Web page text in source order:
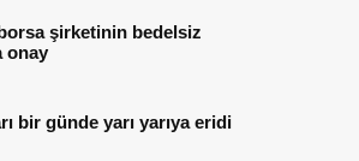
şirketinin bedelsiz
onay
bir günde yarı yarıya eridi